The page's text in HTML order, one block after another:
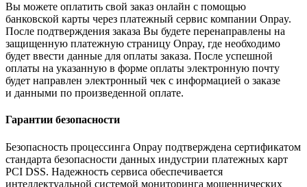
Вы можете оплатить свой заказ онлайн с помощью
банковской карты через платежный сервис компании Onpay.
После подтверждения заказа Вы будете перенаправлены на
защищенную платежную страницу Onpay, где необходимо
будет ввести данные для оплаты заказа. После успешной
оплаты на указанную в форме оплаты электронную почту
будет направлен электронный чек с информацией о заказе
и данными по произведенной оплате.
Гарантии безопасности
Безопасность процессинга Onpay подтверждена сертификатом
стандарта безопасности данных индустрии платежных карт
PCI DSS. Надежность сервиса обеспечивается
интеллектуальной системой мониторинга мошеннических